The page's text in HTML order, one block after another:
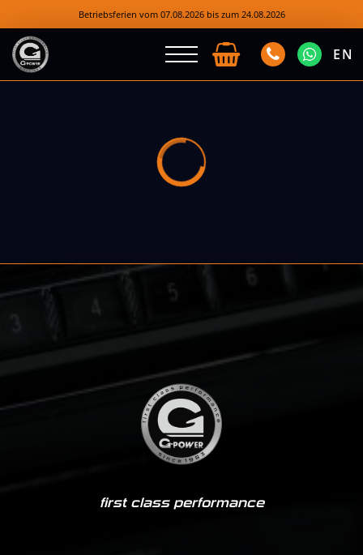
Betriebsferien vom 07.08.2026 bis zum 24.08.2026
EN
first class performance